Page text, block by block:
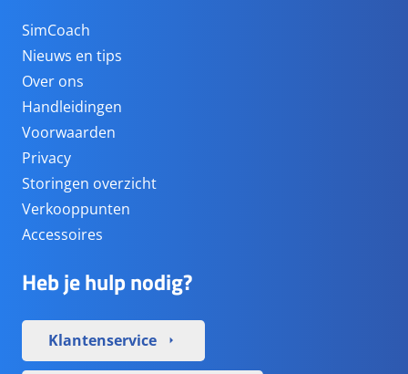
SimCoach
Nieuws en tips
Over ons
Handleidingen
Voorwaarden
Privacy
Storingen overzicht
Verkooppunten
Accessoires
Heb je hulp nodig?
Klantenservice arrow_right